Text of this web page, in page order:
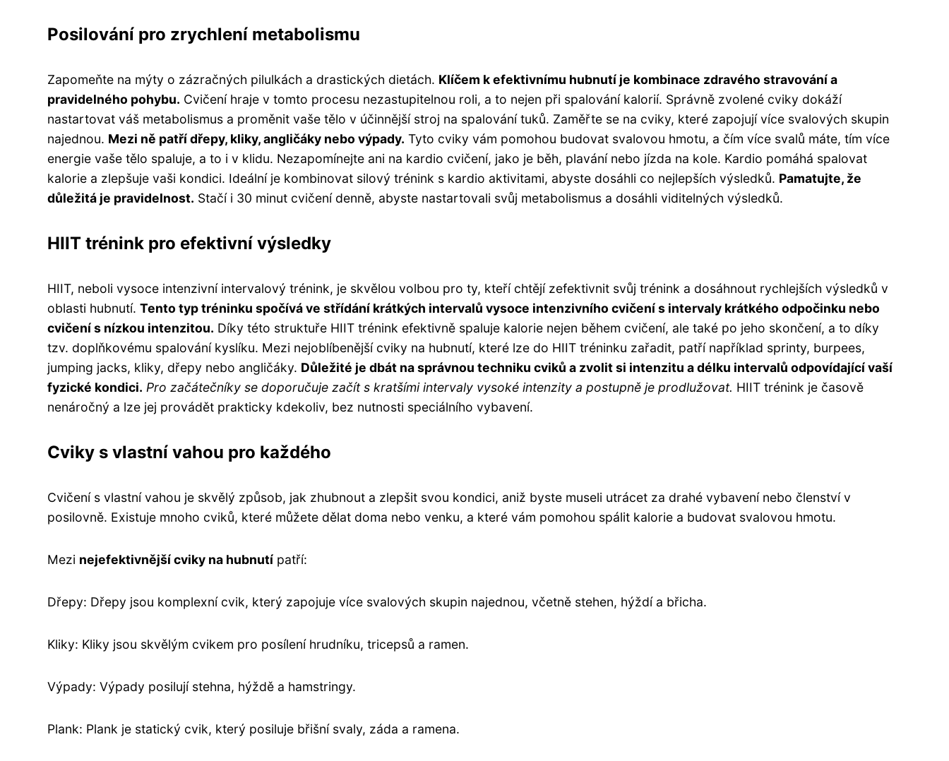
Posilování pro zrychlení metabolismu
Zapomeňte na mýty o zázračných pilulkách a drastických dietách. Klíčem k efektivnímu hubnutí je kombinace zdravého stravování a
pravidelného pohybu. Cvičení hraje v tomto procesu nezastupitelnou roli, a to nejen při spalování kalorií. Správně zvolené cviky dokáží
nastartovat váš metabolismus a proměnit vaše tělo v účinnější stroj na spalování tuků. Zaměřte se na cviky, které zapojují více svalových skupin
najednou. Mezi ně patří dřepy, kliky, angličáky nebo výpady. Tyto cviky vám pomohou budovat svalovou hmotu, a čím více svalů máte, tím více
energie vaše tělo spaluje, a to i v klidu. Nezapomínejte ani na kardio cvičení, jako je běh, plavání nebo jízda na kole. Kardio pomáhá spalovat
kalorie a zlepšuje vaši kondici. Ideální je kombinovat silový trénink s kardio aktivitami, abyste dosáhli co nejlepších výsledků. Pamatujte, že
důležitá je pravidelnost. Stačí i 30 minut cvičení denně, abyste nastartovali svůj metabolismus a dosáhli viditelných výsledků.
HIIT trénink pro efektivní výsledky
HIIT, neboli vysoce intenzivní intervalový trénink, je skvělou volbou pro ty, kteří chtějí zefektivnit svůj trénink a dosáhnout rychlejších výsledků v
oblasti hubnutí. Tento typ tréninku spočívá ve střídání krátkých intervalů vysoce intenzivního cvičení s intervaly krátkého odpočinku nebo
cvičení s nízkou intenzitou. Díky této struktuře HIIT trénink efektivně spaluje kalorie nejen během cvičení, ale také po jeho skončení, a to díky
tzv. doplňkovému spalování kyslíku. Mezi nejoblíbenější cviky na hubnutí, které lze do HIIT tréninku zařadit, patří například sprinty, burpees,
jumping jacks, kliky, dřepy nebo angličáky. Důležité je dbát na správnou techniku cviků a zvolit si intenzitu a délku intervalů odpovídající vaší
fyzické kondici. Pro začátečníky se doporučuje začít s kratšími intervaly vysoké intenzity a postupně je prodlužovat. HIIT trénink je časově
nenáročný a lze jej provádět prakticky kdekoliv, bez nutnosti speciálního vybavení.
Cviky s vlastní vahou pro každého
Cvičení s vlastní vahou je skvělý způsob, jak zhubnout a zlepšit svou kondici, aniž byste museli utrácet za drahé vybavení nebo členství v
posilovně. Existuje mnoho cviků, které můžete dělat doma nebo venku, a které vám pomohou spálit kalorie a budovat svalovou hmotu.
Mezi nejefektivnější cviky na hubnutí patří:
Dřepy: Dřepy jsou komplexní cvik, který zapojuje více svalových skupin najednou, včetně stehen, hýždí a břicha.
Kliky: Kliky jsou skvělým cvikem pro posílení hrudníku, tricepsů a ramen.
Výpady: Výpady posilují stehna, hýždě a hamstringy.
Plank: Plank je statický cvik, který posiluje břišní svaly, záda a ramena.